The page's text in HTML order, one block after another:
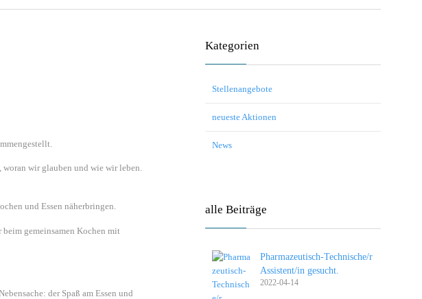
woran wir glauben und wie wir leben.
und Essen näherbringen.
beim gemeinsamen Kochen mit
der Spaß am Essen und
Kategorien
Stellenangebote
neueste Aktionen
News
alle Beiträge
Pharmazeutisch-Technische/r
Assistent/in gesucht.
2022-04-14